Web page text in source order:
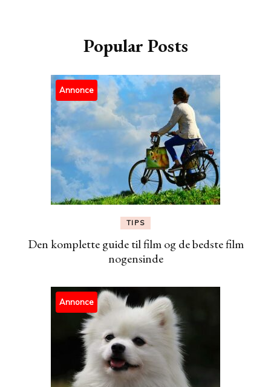
Popular Posts
Annonce
TIPS
Den komplette guide til film og de bedste film
nogensinde
Annonce